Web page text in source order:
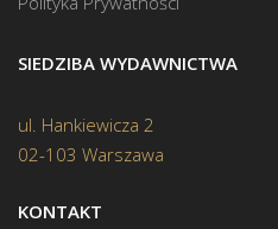
SIEDZIBA WYDAWNICTWA
ul. Hankiewicza 2
02-103 Warszawa
KONTAKT